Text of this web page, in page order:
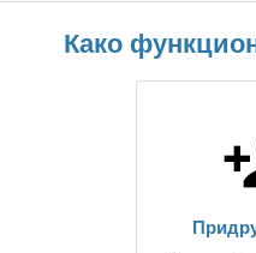
Како